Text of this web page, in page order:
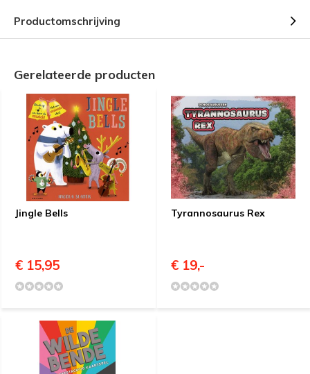
Productomschrijving
Gerelateerde producten
Jingle Bells
€ 15,95
Tyrannosaurus Rex
€ 19,-